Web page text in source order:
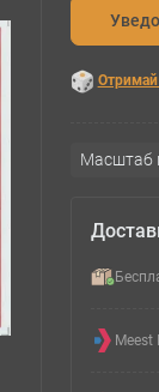
Масштаб
Meest